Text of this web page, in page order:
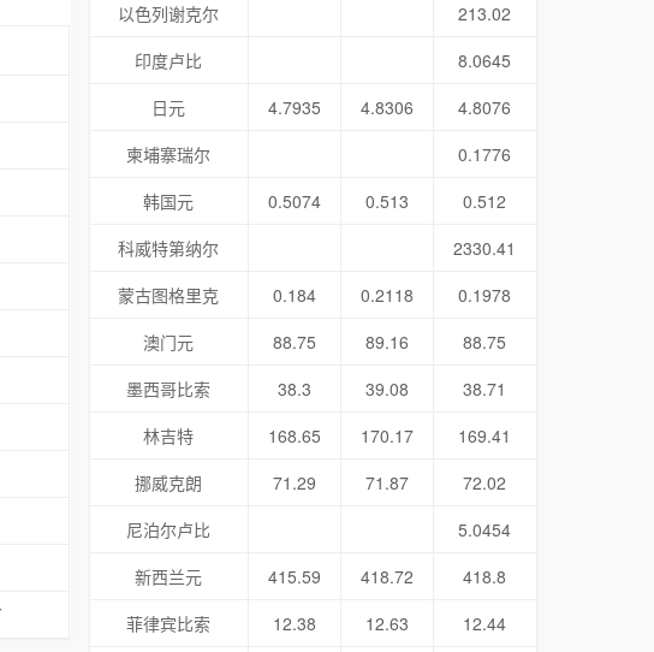
以色列谢克尔
213.02
印度卢比
8.0645
日元
4.7935 4.8306
4.8076
柬埔寨瑞尔
0.1776
韩国元
0.5074 0.513
0.512
科威特第纳尔
2330.41
蒙古图格里克
0.184 0.2118
0.1978
澳门元
88.75 89.16
88.75
墨西哥比索
38.3 39.08
38.71
林吉特
168.65 170.17
169.41
挪威克朗
71.29 71.87
72.02
尼泊尔卢比
5.0454
新西兰元
415.59 418.72
418.8
菲律宾比索
12.38 12.63
12.44